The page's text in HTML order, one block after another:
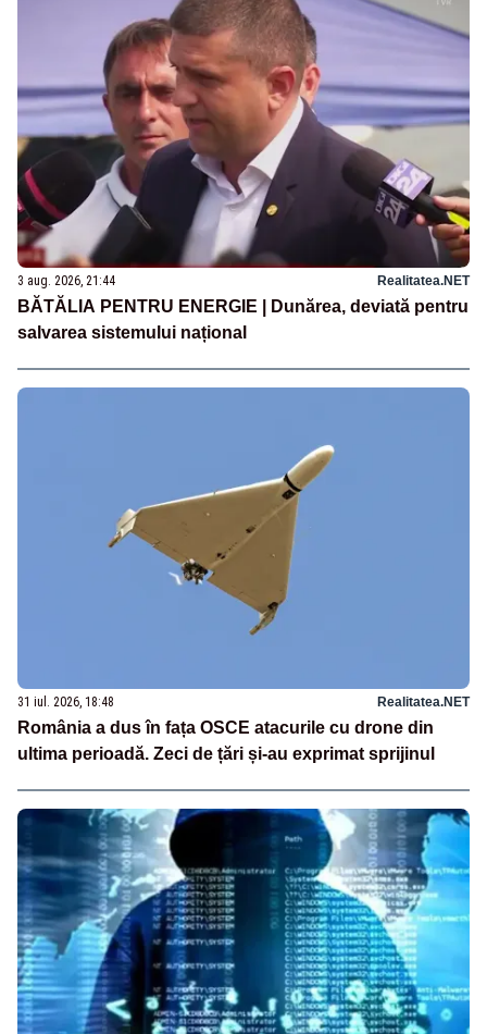
3 aug. 2026, 21:44 Realitatea.NET
BĂTĂLIA PENTRU ENERGIE | Dunărea, deviată pentru
salvarea sistemului național
31 iul. 2026, 18:48 Realitatea.NET
România a dus în fața OSCE atacurile cu drone din
ultima perioadă. Zeci de țări și-au exprimat sprijinul